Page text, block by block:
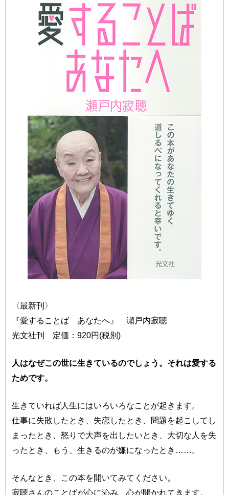
〈最新刊〉
『愛することば あなたへ』 瀬戸内寂聴
光文社刊 定価：920円(税別)
人はなぜこの世に生きているのでしょう。それは愛する
ためです。
生きていれば人生にはいろいろなことが起きます。
仕事に失敗したとき、失恋したとき、問題を起こしてし
まったとき、怒りで大声を出したいとき、大切な人を失
ったとき、もう、生きるのが嫌になったとき……。
そんなとき、この本を開いてみてください。
寂聴さんのことばが心に沁み、心が開かれてきます。